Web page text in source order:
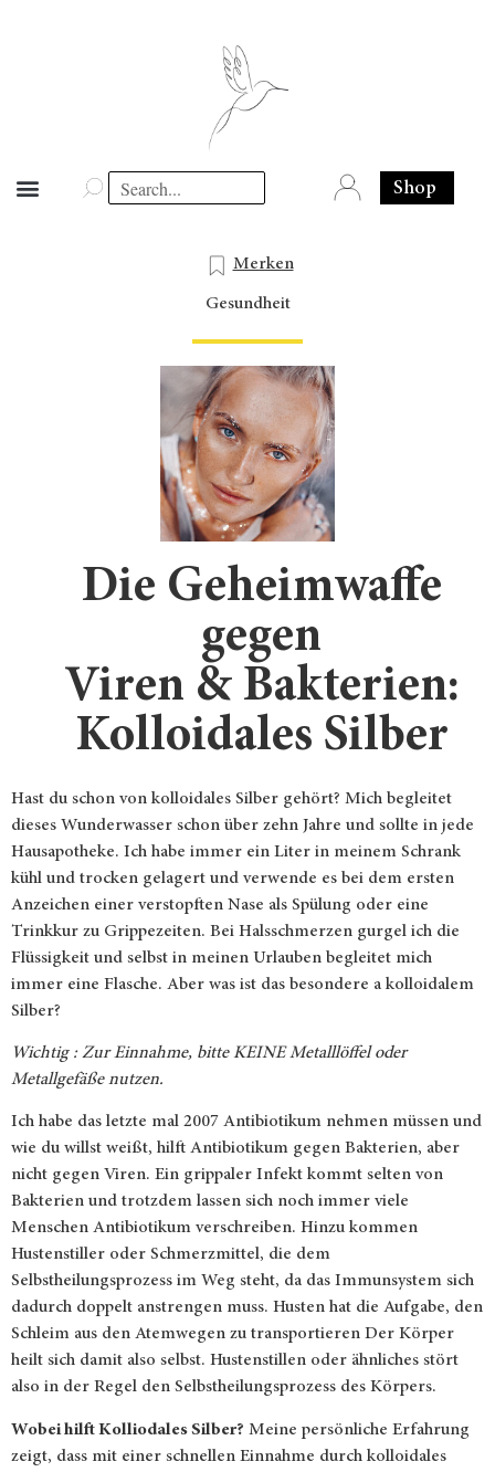
Shop
Merken
Gesundheit
Die Geheimwaffe
gegen
Viren & Bakterien:
Kolloidales Silber
Hast du schon von kolloidales Silber gehört? Mich begleitet
dieses Wunderwasser schon über zehn Jahre und sollte in jede
Hausapotheke. Ich habe immer ein Liter in meinem Schrank
kühl und trocken gelagert und verwende es bei dem ersten
Anzeichen einer verstopften Nase als Spülung oder eine
Trinkkur zu Grippezeiten. Bei Halsschmerzen gurgel ich die
Flüssigkeit und selbst in meinen Urlauben begleitet mich
immer eine Flasche. Aber was ist das besondere a kolloidalem
Silber?
Wichtig : Zur Einnahme, bitte KEINE Metalllöffel oder
Metallgefäße nutzen.
Ich habe das letzte mal 2007 Antibiotikum nehmen müssen und
wie du willst weißt, hilft Antibiotikum gegen Bakterien, aber
nicht gegen Viren. Ein grippaler Infekt kommt selten von
Bakterien und trotzdem lassen sich noch immer viele
Menschen Antibiotikum verschreiben. Hinzu kommen
Hustenstiller oder Schmerzmittel, die dem
Selbstheilungsprozess im Weg steht, da das Immunsystem sich
dadurch doppelt anstrengen muss. Husten hat die Aufgabe, den
Schleim aus den Atemwegen zu transportieren Der Körper
heilt sich damit also selbst. Hustenstillen oder ähnliches stört
also in der Regel den Selbstheilungsprozess des Körpers.
Wobei hilft Kolliodales Silber? Meine persönliche Erfahrung
zeigt, dass mit einer schnellen Einnahme durch kolloidales